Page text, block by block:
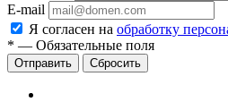
E-mail
Я согласен на обработку
* — Обязательные поля
Сбросить